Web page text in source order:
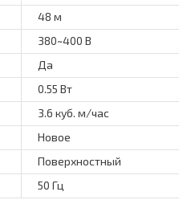
48 м
380~400 В
Да
0.55 Вт
3.6 куб. м/час
Новое
Поверхностный
50 Гц